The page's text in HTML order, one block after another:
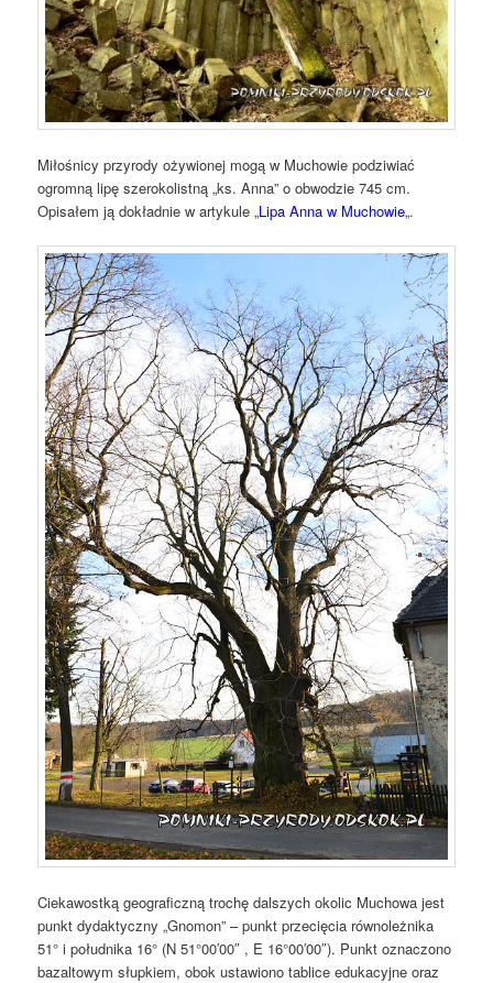
Miłośnicy przyrody ożywionej mogą w Muchowie podziwiać
ogromną lipę szerokolistną „ks. Anna” o obwodzie 745 cm.
Opisałem ją dokładnie w artykule „Lipa Anna w Muchowie„.
Ciekawostką geograficzną trochę dalszych okolic Muchowa jest
punkt dydaktyczny „Gnomon” – punkt przecięcia równoleżnika
51° i południka 16° (N 51°00′00″ , E 16°00′00″). Punkt oznaczono
bazaltowym słupkiem, obok ustawiono tablice edukacyjne oraz